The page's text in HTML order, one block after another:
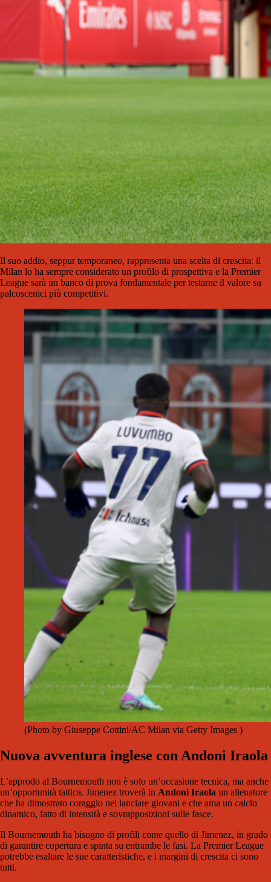
Il suo addio, seppur temporaneo, rappresenta una scelta di crescita: il
Milan lo ha sempre considerato un profilo di prospettiva e la Premier
League sarà un banco di prova fondamentale per testarne il valore su
palcoscenici più competitivi.
(Photo by Giuseppe Cottini/AC Milan via Getty Images )
Nuova avventura inglese con Andoni Iraola
L’approdo al Bournemouth non è solo un’occasione tecnica, ma anche
un’opportunità tattica. Jimenez troverà in Andoni Iraola un allenatore
che ha dimostrato coraggio nel lanciare giovani e che ama un calcio
dinamico, fatto di intensità e sovrapposizioni sulle fasce.
Il Bournemouth ha bisogno di profili come quello di Jimenez, in grado
di garantire copertura e spinta su entrambe le fasi. La Premier League
potrebbe esaltare le sue caratteristiche, e i margini di crescita ci sono
tutti.